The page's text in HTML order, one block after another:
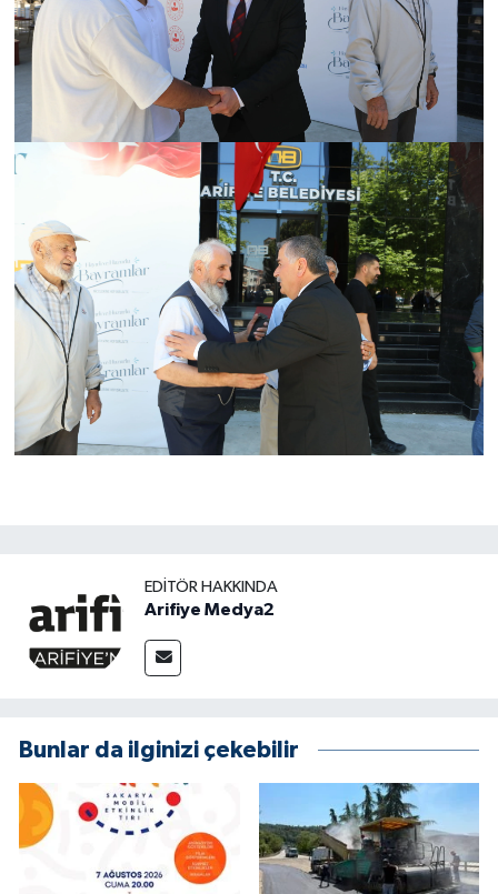
EDITÖR HAKKINDA
Arifiye Medya2
Bunlar da ilginizi çekebilir